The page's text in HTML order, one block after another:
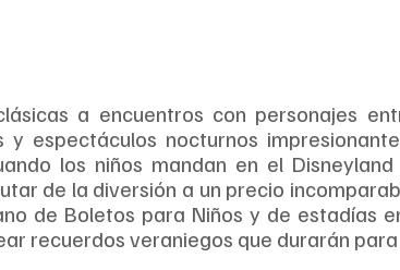
a encuentros con personajes
y espectáculos nocturnos
los niños mandan en el
de la diversión a un precio
de Boletos para Niños y de estadías
recuerdos veraniegos que durarán